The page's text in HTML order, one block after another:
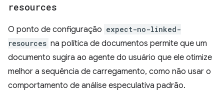
resources
O ponto de configuração expect-no-linked-
resources na política de documentos permite que um
documento sugira ao agente do usuário que ele otimize
melhor a sequência de carregamento, como não usar o
comportamento de análise especulativa padrão.